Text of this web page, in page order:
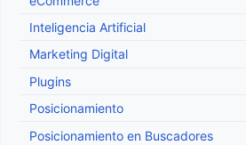
Inteligencia Artificial
Marketing Digital
Plugins
Posicionamiento
Posicionamiento en Buscadores